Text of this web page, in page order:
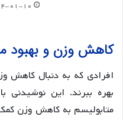
۱۴۰۴-
کاهش وزن و بهبود
افرادی که به دنبال کاهش
بهره ببرند. این
متابولیسم به کاهش وزن